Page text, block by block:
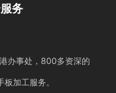
务
办事处，800多资深的
加工服务。